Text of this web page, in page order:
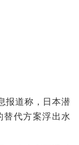
报道称，日本潜
替代方案浮出水